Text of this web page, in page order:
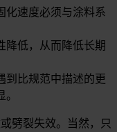
化速度必须与涂料系
降低，从而降低长期
到比规范中描述的更
劈裂失效。当然，只